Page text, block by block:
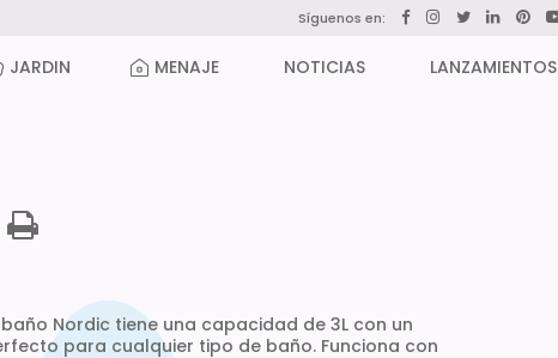
Síguenos en:
JARDIN MENAJE NOTICIAS LANZAMIENTOS
Nordic tiene una capacidad de 3L con un
para cualquier tipo de baño. Funciona con